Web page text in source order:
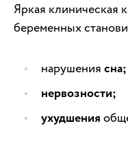
Яркая клиническая
беременных
нарушения сна;
нервозности;
ухудшения